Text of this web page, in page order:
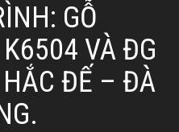
GỖ
VÀ ĐG
ĐẾ – ĐÀ